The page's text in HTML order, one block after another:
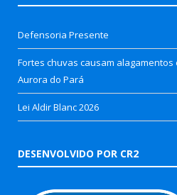
Defensoria Presente
Fortes chuvas causam
Aurora do Pará
Lei Aldir Blanc 2026
DESENVOLVIDO POR CR2